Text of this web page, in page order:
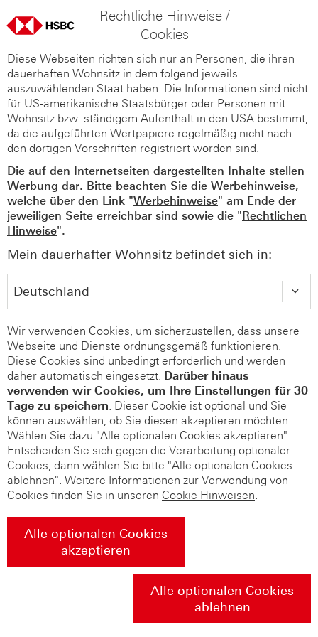
Rechtliche Hinweise /
Cookies
Diese Webseiten richten sich nur an Personen, die ihren
dauerhaften Wohnsitz in dem folgend jeweils
auszuwählenden Staat haben. Die Informationen sind nicht
für US-amerikanische Staatsbürger oder Personen mit
Wohnsitz bzw. ständigem Aufenthalt in den USA bestimmt,
da die aufgeführten Wertpapiere regelmäßig nicht nach
den dortigen Vorschriften registriert worden sind.
Die auf den Internetseiten dargestellten Inhalte stellen
Werbung dar. Bitte beachten Sie die Werbehinweise,
welche über den Link "Werbehinweise" am Ende der
jeweiligen Seite erreichbar sind sowie die "Rechtlichen
Hinweise".
Mein dauerhafter Wohnsitz befindet sich in:
Wir verwenden Cookies, um sicherzustellen, dass unsere
Webseite und Dienste ordnungsgemäß funktionieren.
Diese Cookies sind unbedingt erforderlich und werden
daher automatisch eingesetzt. Darüber hinaus
verwenden wir Cookies, um Ihre Einstellungen für 30
Tage zu speichern. Dieser Cookie ist optional und Sie
können auswählen, ob Sie diesen akzeptieren möchten.
Wählen Sie dazu "Alle optionalen Cookies akzeptieren".
Entscheiden Sie sich gegen die Verarbeitung optionaler
Cookies, dann wählen Sie bitte "Alle optionalen Cookies
ablehnen". Weitere Informationen zur Verwendung von
Cookies finden Sie in unseren Cookie Hinweisen.
Alle optionalen Cookies
akzeptieren
Alle optionalen Cookies
ablehnen